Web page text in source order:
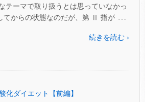
テーマで取り扱うとは思っていなかっ
てからの状態なのだが、第 Ⅱ 指が …
続きを読む ›
化ダイエット【前編】